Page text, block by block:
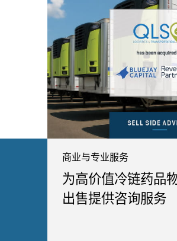
商业与专业服务
为高价值冷链药品
出售提供咨询服务